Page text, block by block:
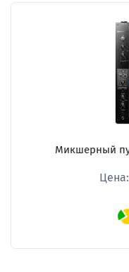
Микшерный
Цена: